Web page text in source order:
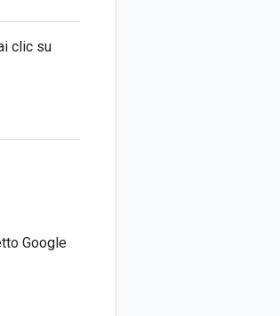
clic su
Google